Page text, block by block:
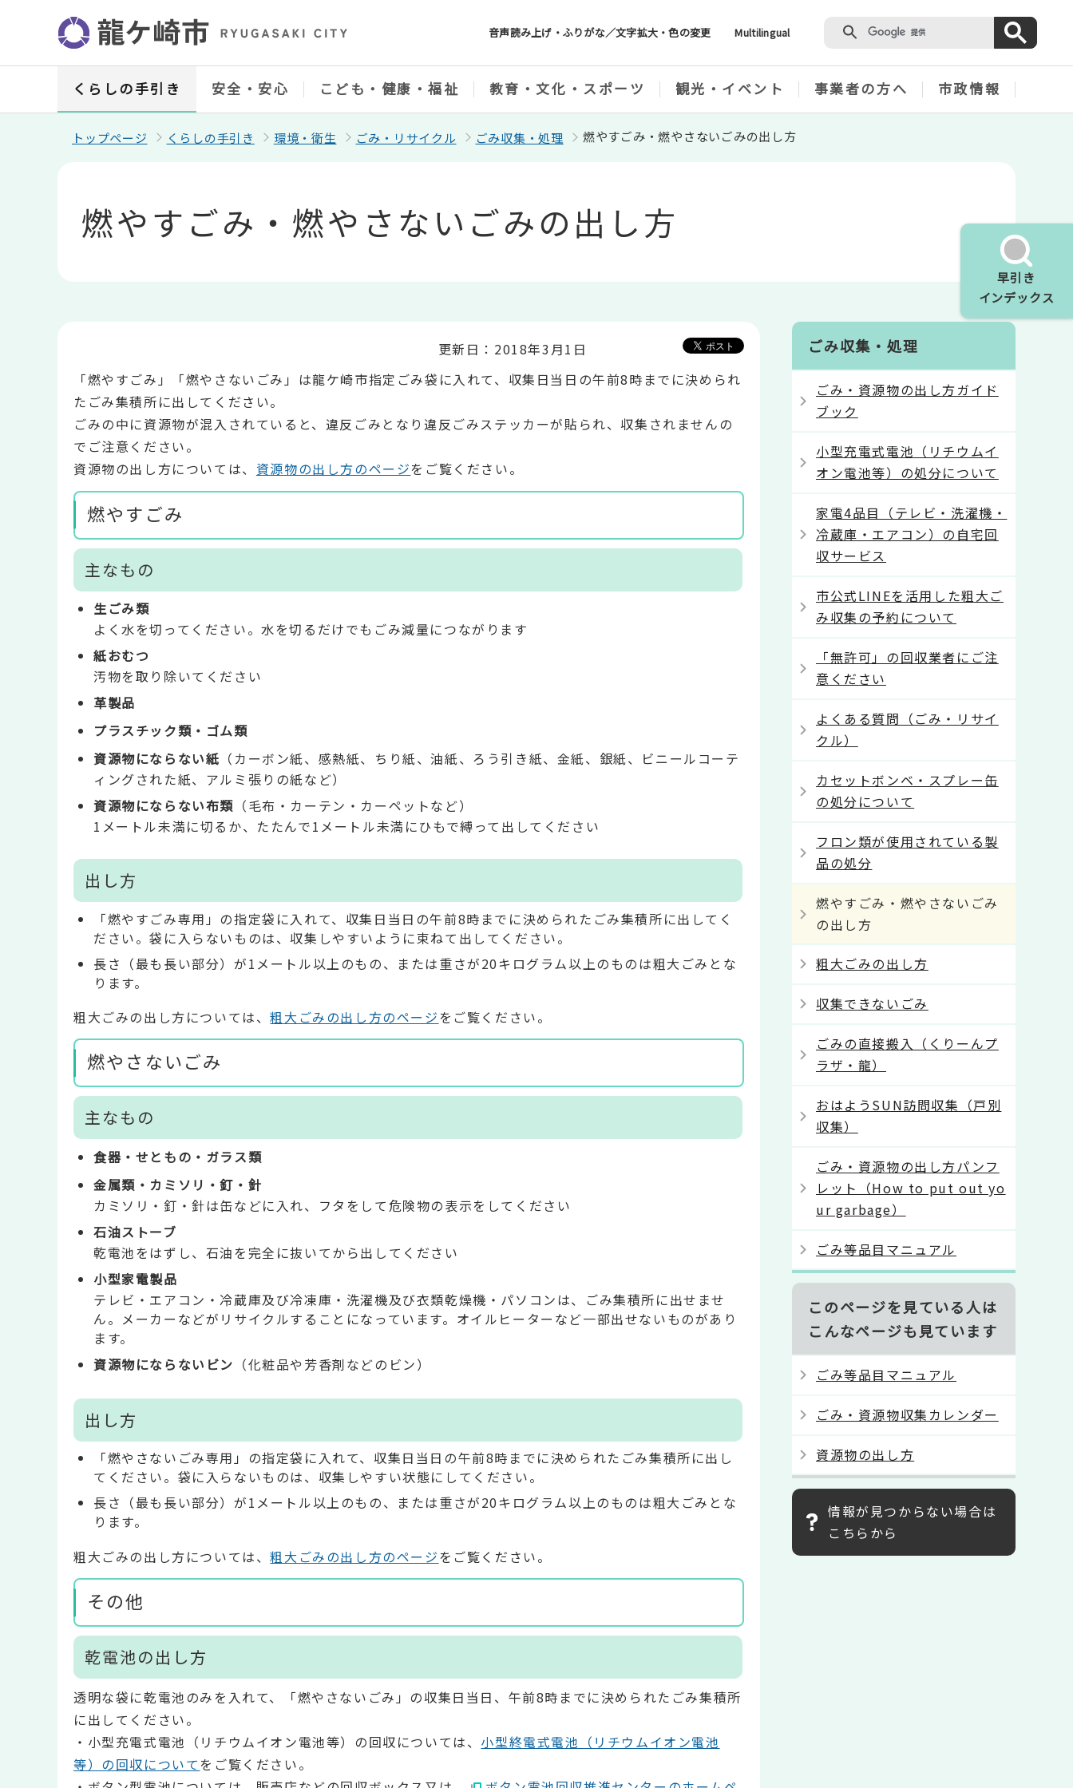
ジ
音声読み上げ・ふりがな／文字拡大・色の変更 Multilingual
早引き
インデックス
くらしの手引き 安全・安心 こども・健康・福祉 教育・文化・スポーツ 観光・イベント 事業者の方へ 市政情報
トップページ くらしの手引き 環境・衛生 ごみ・リサイクル ごみ収集・処理 燃やすごみ・燃やさないごみの出し方
燃やすごみ・燃やさないごみの出し方
更新日：2018年3月1日
「燃やすごみ」「燃やさないごみ」は龍ケ崎市指定ごみ袋に入れて、収集日当日の午前8時までに決められ
たごみ集積所に出してください。
ごみの中に資源物が混入されていると、違反ごみとなり違反ごみステッカーが貼られ、収集されませんの
でご注意ください。
資源物の出し方については、 資源物の出し方のページをご覧ください。
燃やすごみ
主なもの
生ごみ類
よく水を切ってください。水を切るだけでもごみ減量につながります
紙おむつ
汚物を取り除いてください
革製品
プラスチック類・ゴム類
資源物にならない紙 （カーボン紙、感熱紙、ちり紙、油紙、ろう引き紙、金紙、銀紙、ビニールコーテ
ィングされた紙、アルミ張りの紙など）
資源物にならない布類 （毛布・カーテン・カーペットなど）
1メートル未満に切るか、たたんで1メートル未満にひもで縛って出してください
出し方
「燃やすごみ専用」の指定袋に入れて、収集日当日の午前8時までに決められたごみ集積所に出してく
ださい。袋に入らないものは、収集しやすいように束ねて出してください。
長さ（最も長い部分）が1メートル以上のもの、または重さが20キログラム以上のものは粗大ごみとな
ります。
粗大ごみの出し方については、粗大ごみの出し方のページをご覧ください。
燃やさないごみ
主なもの
食器・せともの・ガラス類
金属類・カミソリ・釘・針
カミソリ・釘・針は缶などに入れ、フタをして危険物の表示をしてください
石油ストーブ
乾電池をはずし、石油を完全に抜いてから出してください
小型家電製品
テレビ・エアコン・冷蔵庫及び冷凍庫・洗濯機及び衣類乾燥機・パソコンは、ごみ集積所に出せませ
ん。メーカーなどがリサイクルすることになっています。オイルヒーターなど一部出せないものがあり
ます。
資源物にならないビン （化粧品や芳香剤などのビン）
出し方
「燃やさないごみ専用」の指定袋に入れて、収集日当日の午前8時までに決められたごみ集積所に出し
てください。袋に入らないものは、収集しやすい状態にしてください。
長さ（最も長い部分）が1メートル以上のもの、または重さが20キログラム以上のものは粗大ごみとな
ります。
粗大ごみの出し方については、粗大ごみの出し方のページをご覧ください。
その他
乾電池の出し方
透明な袋に乾電池のみを入れて、「燃やさないごみ」の収集日当日、午前8時までに決められたごみ集積所
に出してください。
・小型充電式電池（リチウムイオン電池等）の回収については、 小型終電式電池（リチウムイオン電池
等）の回収についてをご覧ください。
ごみ収集・処理
ごみ・資源物の出し方ガイド
ブック
小型充電式電池（リチウムイ
オン電池等）の処分について
家電4品目（テレビ・洗濯機・
冷蔵庫・エアコン）の自宅回
収サービス
市公式LINEを活用した粗大ご
み収集の予約について
「無許可」の回収業者にご注
意ください
よくある質問（ごみ・リサイ
クル）
カセットボンベ・スプレー缶
の処分について
フロン類が使用されている製
品の処分
燃やすごみ・燃やさないごみ
の出し方
粗大ごみの出し方
収集できないごみ
ごみの直接搬入（くりーんプ
ラザ・龍）
おはようSUN訪問収集（戸別
収集）
ごみ・資源物の出し方パンフ
レット（How to put out yo
ur garbage）
ごみ等品目マニュアル
このページを見ている人は
こんなページも見ています
ごみ等品目マニュアル
ごみ・資源物収集カレンダー
資源物の出し方
情報が見つからない場合は
こちらから